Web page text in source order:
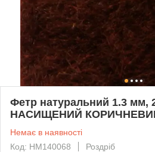
Фетр натуральний 1.3 мм,
НАСИЩЕНИЙ КОРИЧНЕВИЙ,
Немає в наявності
Код: HM140068
Роздріб